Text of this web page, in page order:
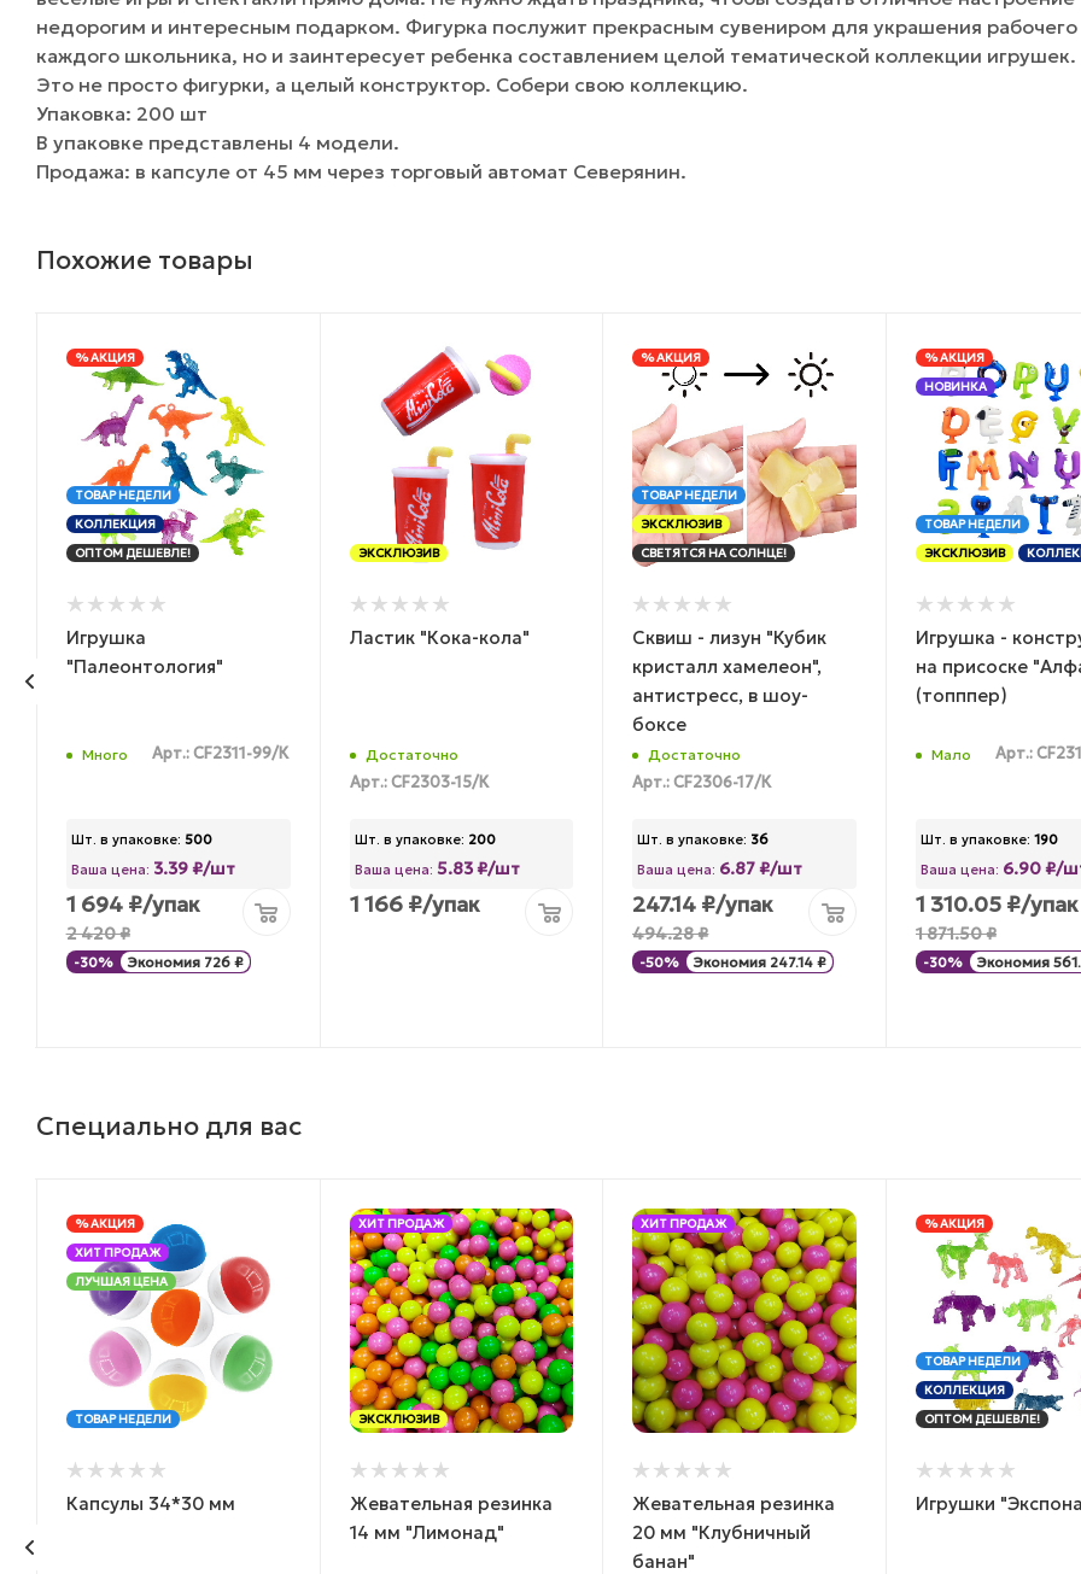
недорогим и интересным подарком. Фигурка послужит прекрасным сувениром для украшения рабочего
каждого школьника, но и заинтересует ребенка составлением целой тематической коллекции игрушек.
Это не просто фигурки, а целый конструктор. Собери свою коллекцию.
Упаковка: 200 шт
В упаковке представлены 4 модели.
Продажа: в капсуле от 45 мм через торговый автомат Северянин.
Похожие товары
% АКЦИЯ
ТОВАР НЕДЕЛИ
КОЛЛЕКЦИЯ
ОПТОМ ДЕШЕВЛЕ!
Игрушка
"Палеонтология"
Много Арт.: CF2311-99/К
Шт. в упаковке: 500
Ваша цена: 3.39 ₽/шт
1 694₽/упак
2 420₽
-30% Экономия 726₽
ЭКСКЛЮЗИВ
Ластик "Кока-кола"
Достаточно
Арт.: CF2303-15/К
Шт. в упаковке: 200
Ваша цена: 5.83 ₽/шт
1 166₽/упак
% АКЦИЯ
ТОВАР НЕДЕЛИ
ЭКСКЛЮЗИВ
СВЕТЯТСЯ НА СОЛНЦЕ!
Сквиш - лизун "Кубик
кристалл хамелеон",
антистресс, в шоу-
боксе
Достаточно
Арт.: CF2306-17/К
Шт. в упаковке: 36
Ваша цена: 6.87 ₽/шт
247.14 ₽/упак
494.28₽
-50% Экономия 247.14 ₽
% АКЦИЯ
НОВИНКА
ТОВАР НЕДЕЛИ
ЭКСКЛЮЗИВ
Игрушка -
на присоске
(топппер)
Мало Арт.:
Шт. в упаковке: 190
Ваша цена: 6.90 ₽/
1 310.05 ₽/упак
1 871.50₽
-30% Экономия
Специально для вас
% АКЦИЯ
ХИТ ПРОДАЖ
ЛУЧШАЯ ЦЕНА
ТОВАР НЕДЕЛИ
Капсулы 34*30 мм
ХИТ ПРОДАЖ
ЭКСКЛЮЗИВ
Жевательная резинка
14 мм "Лимонад"
ХИТ ПРОДАЖ
Жевательная резинка
20 мм "Клубничный
банан"
% АКЦИЯ
ТОВАР НЕДЕЛИ
КОЛЛЕКЦИЯ
ОПТОМ ДЕШЕВЛЕ!
Игрушки